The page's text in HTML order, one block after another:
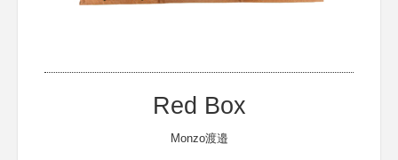
Red Box
Monzo渡邉